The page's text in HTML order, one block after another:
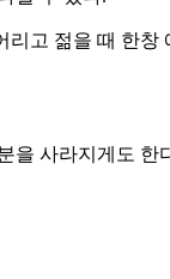
고 젊을 때 한
을 사라지게도 한